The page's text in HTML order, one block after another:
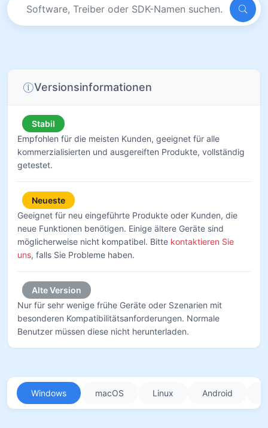
Versionsinformationen
Stabil
Empfohlen für die meisten Kunden, geeignet für alle
kommerzialisierten und ausgereiften Produkte, vollständig
getestet.
Neueste
Geeignet für neu eingeführte Produkte oder Kunden, die
neue Funktionen benötigen. Einige ältere Geräte sind
möglicherweise nicht kompatibel. Bitte kontaktieren Sie
uns, falls Sie Probleme haben.
Alte Version
Nur für sehr wenige frühe Geräte oder Szenarien mit
besonderen Kompatibilitätsanforderungen. Normale
Benutzer müssen diese nicht herunterladen.
Windows macOS Linux Android